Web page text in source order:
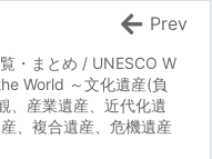
・まとめ / UNESCO W
World ～文化遺産(負
、産業遺産、近代化遺
、複合遺産、危機遺産
Prev